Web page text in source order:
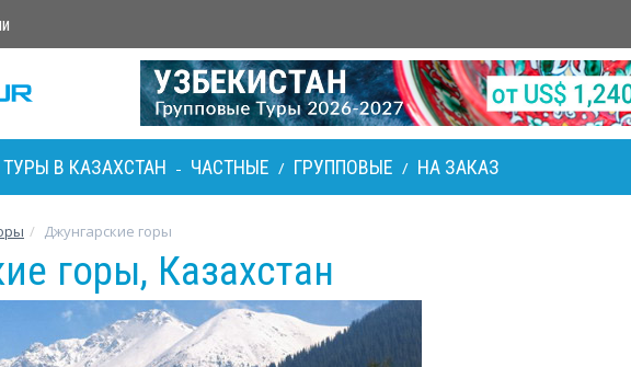
ТУРЫ В КАЗАХСТАН - ЧАСТНЫЕ / ГРУППОВЫЕ / НА ЗАКАЗ
Джунгарские горы
горы, Казахстан